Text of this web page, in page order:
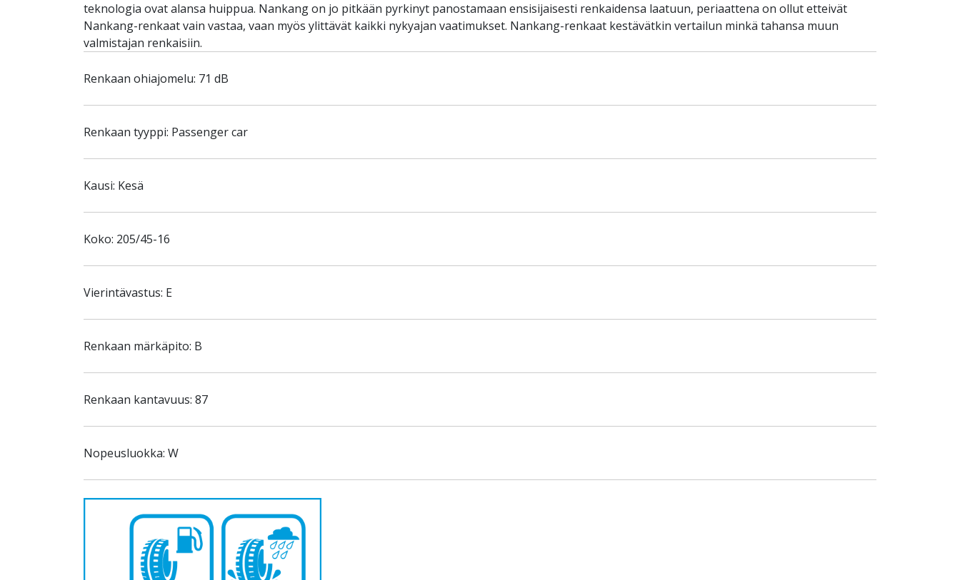
teknologia ovat alansa huippua. Nankang on jo pitkään pyrkinyt panostamaan ensisijaisesti renkaidensa laatuun, periaattena on ollut etteivät
Nankang-renkaat vain vastaa, vaan myös ylittävät kaikki nykyajan vaatimukset. Nankang-renkaat kestävätkin vertailun minkä tahansa muun
valmistajan renkaisiin.
Renkaan ohiajomelu: 71 dB
Renkaan tyyppi: Passenger car
Kausi: Kesä
Koko: 205/45-16
Vierintävastus: E
Renkaan märkäpito: B
Renkaan kantavuus: 87
Nopeusluokka: W